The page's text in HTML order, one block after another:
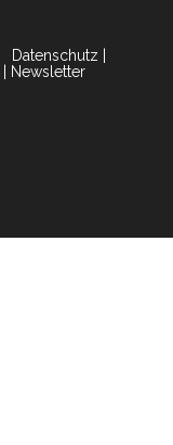
Datenschutz
Newsletter